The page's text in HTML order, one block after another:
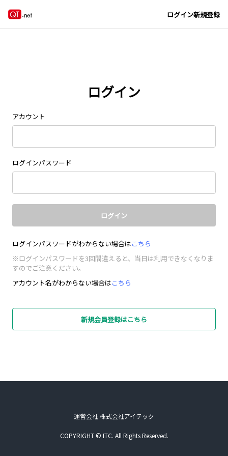
ログイン新規登録
ログイン
アカウント
ログインパスワード
ログイン
ログインパスワードがわからない場合はこちら
※ログインパスワードを3回間違えると、当日は利用できなくなりま
すのでご注意ください。
アカウント名がわからない場合はこちら
新規会員登録はこちら
運営会社 株式会社アイテック
COPYRIGHT © ITC. All Rights Reserved.